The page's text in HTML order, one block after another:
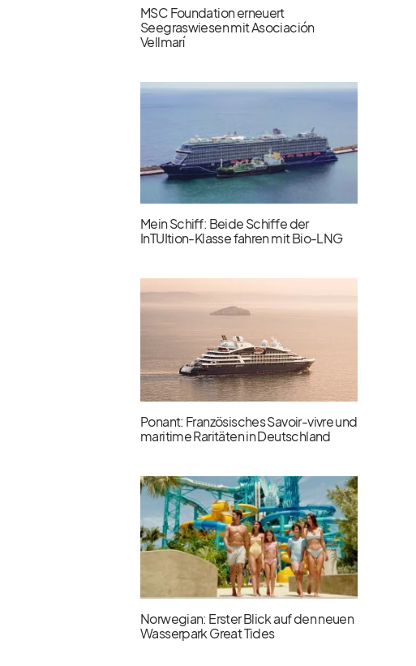
MSC Foundation erneuert
Seegraswiesen mit Asociación
Vellmarí
Mein Schiff: Beide Schiffe der
InTUItion-Klasse fahren mit Bio-LNG
Ponant: Französisches Savoir-vivre und
maritime Raritäten in Deutschland
Norwegian: Erster Blick auf den neuen
Wasserpark Great Tides